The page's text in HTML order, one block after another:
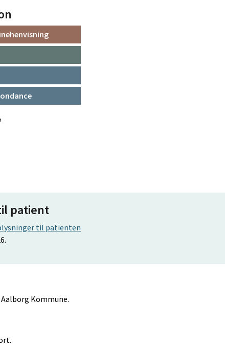
patient
til patienten
Kommune.